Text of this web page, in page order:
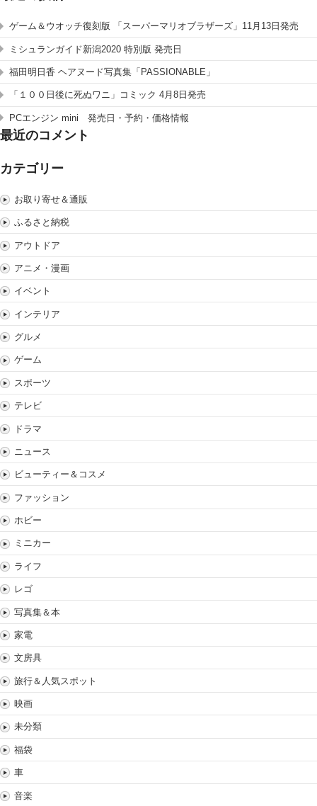
ゲーム＆ウオッチ復刻版 「スーパーマリオブラザーズ」11月13日発売
ミシュランガイド新潟2020 特別版 発売日
福田明日香 ヘアヌード写真集「PASSIONABLE」
「１００日後に死ぬワニ」コミック 4月8日発売
PCエンジン mini 発売日・予約・価格情報
最近のコメント
カテゴリー
お取り寄せ＆通販
ふるさと納税
アウトドア
アニメ・漫画
イベント
インテリア
グルメ
ゲーム
スポーツ
テレビ
ドラマ
ニュース
ビューティー＆コスメ
ファッション
ホビー
ミニカー
ライフ
レゴ
写真集＆本
家電
文房具
旅行＆人気スポット
映画
未分類
福袋
車
音楽